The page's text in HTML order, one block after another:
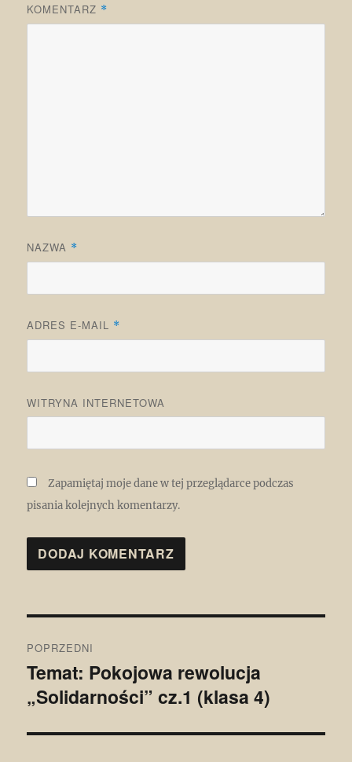
KOMENTARZ *
NAZWA *
ADRES E-MAIL *
WITRYNA INTERNETOWA
Zapamiętaj moje dane w tej przeglądarce podczas
pisania kolejnych komentarzy.
wpisu
POPRZEDNI
Poprzedni
wpis:
Temat: Pokojowa rewolucja
„Solidarności” cz.1 (klasa 4)